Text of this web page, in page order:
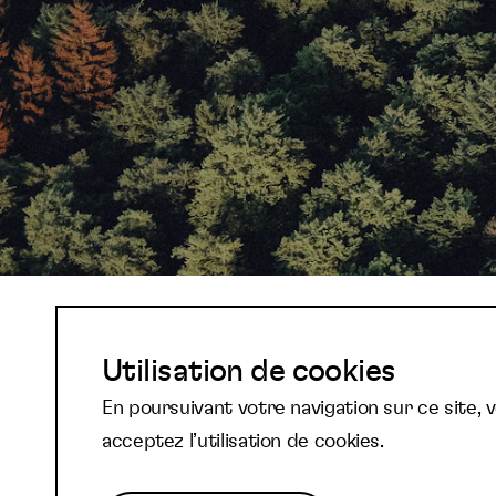
Abonnez-vous à
newsletter et
Utilisation de cookies
En poursuivant votre navigation sur ce site,
acceptez l’utilisation de cookies.